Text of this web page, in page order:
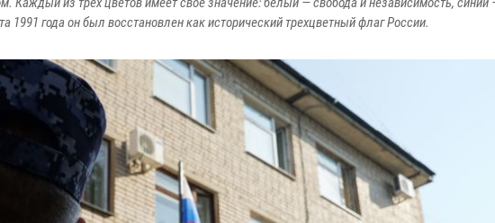
1991 года он был восстановлен как исторический трехцветный флаг России.